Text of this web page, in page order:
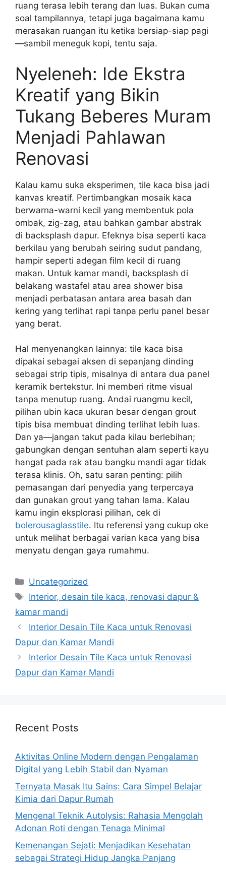
ruang terasa lebih terang dan luas. Bukan cuma
soal tampilannya, tetapi juga bagaimana kamu
merasakan ruangan itu ketika bersiap-siap pagi
—sambil meneguk kopi, tentu saja.
Nyeleneh: Ide Ekstra
Kreatif yang Bikin
Tukang Beberes Muram
Menjadi Pahlawan
Renovasi
Kalau kamu suka eksperimen, tile kaca bisa jadi
kanvas kreatif. Pertimbangkan mosaik kaca
berwarna-warni kecil yang membentuk pola
ombak, zig-zag, atau bahkan gambar abstrak
di backsplash dapur. Efeknya bisa seperti kaca
berkilau yang berubah seiring sudut pandang,
hampir seperti adegan film kecil di ruang
makan. Untuk kamar mandi, backsplash di
belakang wastafel atau area shower bisa
menjadi perbatasan antara area basah dan
kering yang terlihat rapi tanpa perlu panel besar
yang berat.
Hal menyenangkan lainnya: tile kaca bisa
dipakai sebagai aksen di sepanjang dinding
sebagai strip tipis, misalnya di antara dua panel
keramik bertekstur. Ini memberi ritme visual
tanpa menutup ruang. Andai ruangmu kecil,
pilihan ubin kaca ukuran besar dengan grout
tipis bisa membuat dinding terlihat lebih luas.
Dan ya—jangan takut pada kilau berlebihan;
gabungkan dengan sentuhan alam seperti kayu
hangat pada rak atau bangku mandi agar tidak
terasa klinis. Oh, satu saran penting: pilih
pemasangan dari penyedia yang terpercaya
dan gunakan grout yang tahan lama. Kalau
kamu ingin eksplorasi pilihan, cek di
bolerousaglasstile. Itu referensi yang cukup oke
untuk melihat berbagai varian kaca yang bisa
menyatu dengan gaya rumahmu.
Categories
Uncategorized
Tags
Interior, desain tile kaca, renovasi dapur &
kamar mandi
Interior Desain Tile Kaca untuk Renovasi
Dapur dan Kamar Mandi
Interior Desain Tile Kaca untuk Renovasi
Dapur dan Kamar Mandi
Recent Posts
Aktivitas Online Modern dengan Pengalaman
Digital yang Lebih Stabil dan Nyaman
Ternyata Masak Itu Sains: Cara Simpel Belajar
Kimia dari Dapur Rumah
Mengenal Teknik Autolysis: Rahasia Mengolah
Adonan Roti dengan Tenaga Minimal
Kemenangan Sejati: Menjadikan Kesehatan
sebagai Strategi Hidup Jangka Panjang